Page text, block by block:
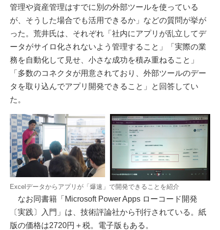
管理や資産管理はすでに別の外部ツールを使っている
が、そうした場合でも活用できるか」などの質問が挙が
った。荒井氏は、それぞれ「社内にアプリが乱立してデ
ータがサイロ化されないよう管理すること」「実際の業
務を自動化して見せ、小さな成功を積み重ねること」
「多数のコネクタが用意されており、外部ツールのデー
タを取り込んでアプリ開発できること」と回答してい
た。
Excelデータからアプリが「爆速」で開発できることを紹介
なお同書籍「Microsoft Power Apps ローコード開発
〔実践〕入門」は、技術評論社から刊行されている。紙
版の価格は2720円＋税。電子版もある。